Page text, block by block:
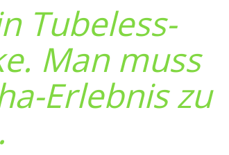
Tubeless-
Man muss
Erlebnis zu